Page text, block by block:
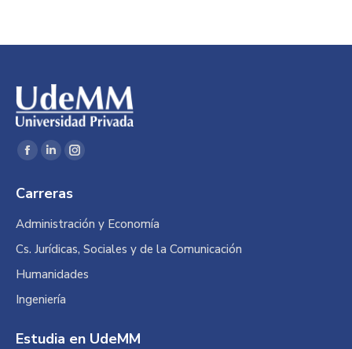
Encuéntranos en:
Facebook
opens
in
new
Linkedin
opens
in
new
Instagram
in
new
Carreras
Administración y Economía
Cs. Jurídicas, Sociales y de la Comunicación
Humanidades
Ingeniería
Estudia en UdeMM